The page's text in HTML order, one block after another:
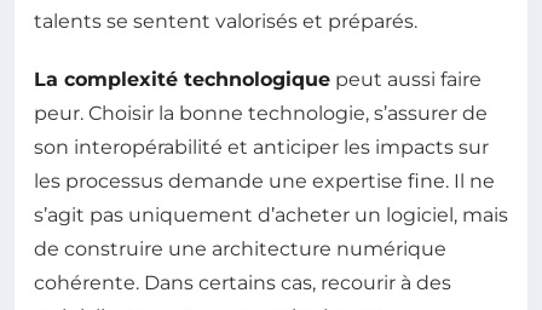
talents se sentent valorisés et préparés.
La complexité technologique peut aussi faire
peur. Choisir la bonne technologie, s’assurer de
son interopérabilité et anticiper les impacts sur
les processus demande une expertise fine. Il ne
s’agit pas uniquement d’acheter un logiciel, mais
de construire une architecture numérique
cohérente. Dans certains cas, recourir à des